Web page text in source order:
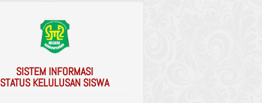
SISTEM INFORMASI
STATUS KELULUSAN SISWA